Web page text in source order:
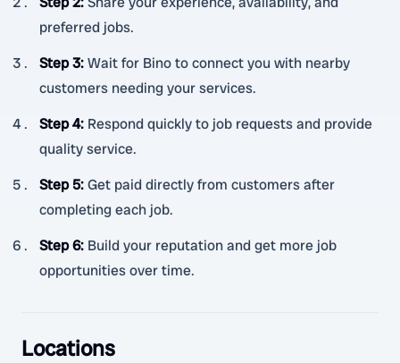
preferred jobs.
Step 3:Wait for Bino to connect you with nearby
customers needing your services.
Step 4: Respond quickly to job requests and provide
quality service.
Step 5:Get paid directly from customers after
completing each job.
Step 6: Build your reputation and get more job
opportunities over time.
Locations